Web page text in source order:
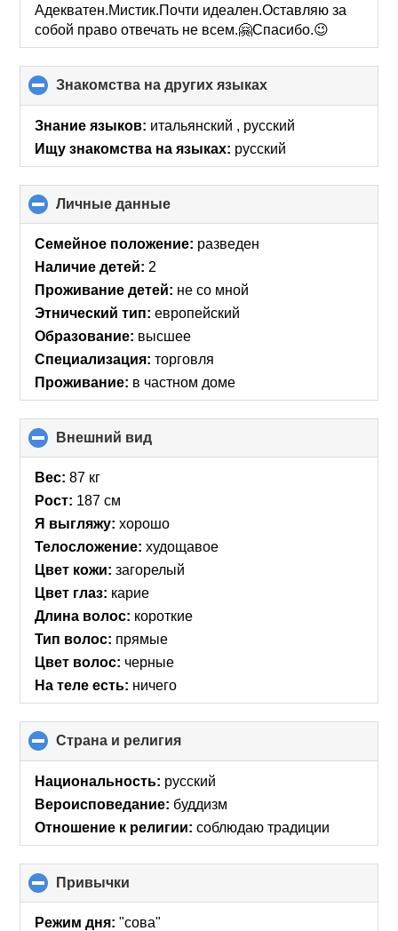
collapse
contents
Адекватен.Мистик.Почти идеален.Оставляю за
собой право отвечать не всем.🤗Спасибо.😉
Знакомства на других языках
to
collapse
Знание языков: итальянский , русский
Ищу знакомства на языках: русский
Личные данные
to
collapse
Семейное положение: разведен
Наличие детей: 2
Проживание детей: не со мной
Этнический тип: европейский
Образование: высшее
Специализация: торговля
Проживание: в частном доме
Внешний вид
to
Вес: 87 кг
Рост: 187 см
Я выгляжу: хорошо
Телосложение: худощавое
Цвет кожи: загорелый
Цвет глаз: карие
Длина волос: короткие
Тип волос: прямые
Цвет волос: черные
На теле есть: ничего
Страна и религия
to
collapse
Национальность: русский
Вероисповедание: буддизм
Отношение к религии: соблюдаю традиции
Привычки
to
collapse
Режим дня: "сова"